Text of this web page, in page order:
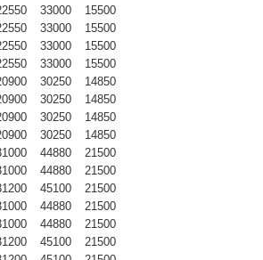
33000
15500
33000
15500
33000
15500
33000
15500
30250
14850
30250
14850
30250
14850
30250
14850
44880
21500
44880
21500
45100
21500
44880
21500
44880
21500
45100
21500